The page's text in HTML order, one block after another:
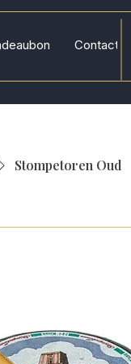
Contact
Stompetoren Oud